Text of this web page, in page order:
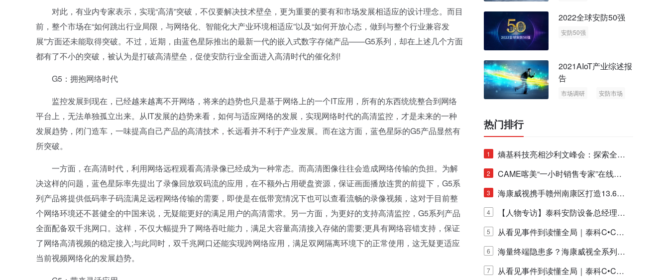
对此，有业内专家表示，实现“高清”突破，不仅要解决技术壁垒，更为重要的要有和市场发展相适应的设计理念。而目
前，整个市场在“如何跳出行业局限，与网络化、智能化大产业环境相适应”以及“如何开放心态，做到与整个行业兼容发
展”方面还未能取得突破。不过，近期，由蓝色星际推出的最新一代的嵌入式数字存储产品——G5系列，却在上述几个方面
都有了不小的突破，被认为是打破高清壁垒，促使安防行业全面进入高清时代的催化剂!
G5：拥抱网络时代
监控发展到现在，已经越来越离不开网络，将来的趋势也只是基于网络上的一个IT应用，所有的东西统统整合到网络
平台上，无法单独孤立出来。从IT发展的趋势来看，如何与适应网络的发展，实现网络时代的高清监控，才是未来的一种
发展趋势，闭门造车，一味提高自己产品的高清技术，长远看并不利于产业发展。而在这方面，蓝色星际的G5产品显然有
所突破。
一方面，在高清时代，利用网络远程观看高清录像已经成为一种常态。而高清图像往往会造成网络传输的负担。为解
决这样的问题，蓝色星际率先提出了录像回放双码流的应用，在不额外占用硬盘资源，保证画面播放连贯的前提下，G5系
列产品将提供低码率子码流满足远程网络传输的需要，即使是在低带宽情况下也可以查看流畅的录像视频，这对于目前整
个网络环境还不甚健全的中国来说，无疑能更好的满足用户的高清需求。另一方面，为更好的支持高清监控，G5系列产品
全面配备双千兆网口。这样，不仅大幅提升了网络吞吐能力，满足大容量高清接入存储的需要;更具有网络容错支持，保证
了网络高清视频的稳定接入;与此同时，双千兆网口还能实现跨网络应用，满足双网隔离环境下的正常使用，这无疑更适应
当前视频网络化的发展趋势。
2022全球安防50强
安防50强
2021AIoT产业综述报
告
市场调研
安防市场
热门排行
1
熵基科技亮相沙利文峰会：探索全栈
脑机技术商业化生态新路径
2
CAME喀美“一小时销售专家”在线赋
能培训正式启动！
3
海康威视携手赣州南康区打造13.6公
里绿波网
4
【人物专访】泰科安防设备总经理张
宁解码安防出海新范式
5
从看见事件到读懂全局｜泰科C•CUR
E IQ 3.20开启安防运营智能新时代
6
海量终端隐患多？海康威视全系列物
联安全产品，四层守护更放心！
7
从看见事件到读懂全局｜泰科C•CUR